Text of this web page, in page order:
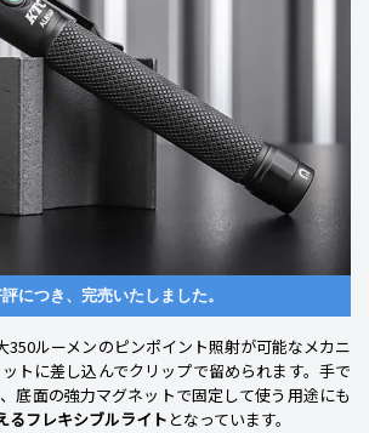
につき、完売いたしました。
350ルーメンのピンポイント照射が可能なメカニ
トに差し込んでクリップで留められます。手で
底面の強力マグネットで固定して使う用途にも
るフレキシブルライト となっています。